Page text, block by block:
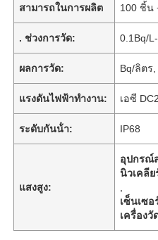
สามารถในการผลิต 100 ชิ้น
. ช่วงการวัด: 0.1Bq/
ผลการวัด: Bq/ลิตร,
แรงดันไฟฟ้าทำงาน: เอซี
ระดับกันน้ํา: IP68
แสงสูง:
อุปกรณ์
นิวเคลีย
เซ็นเซ
เครื่องวั